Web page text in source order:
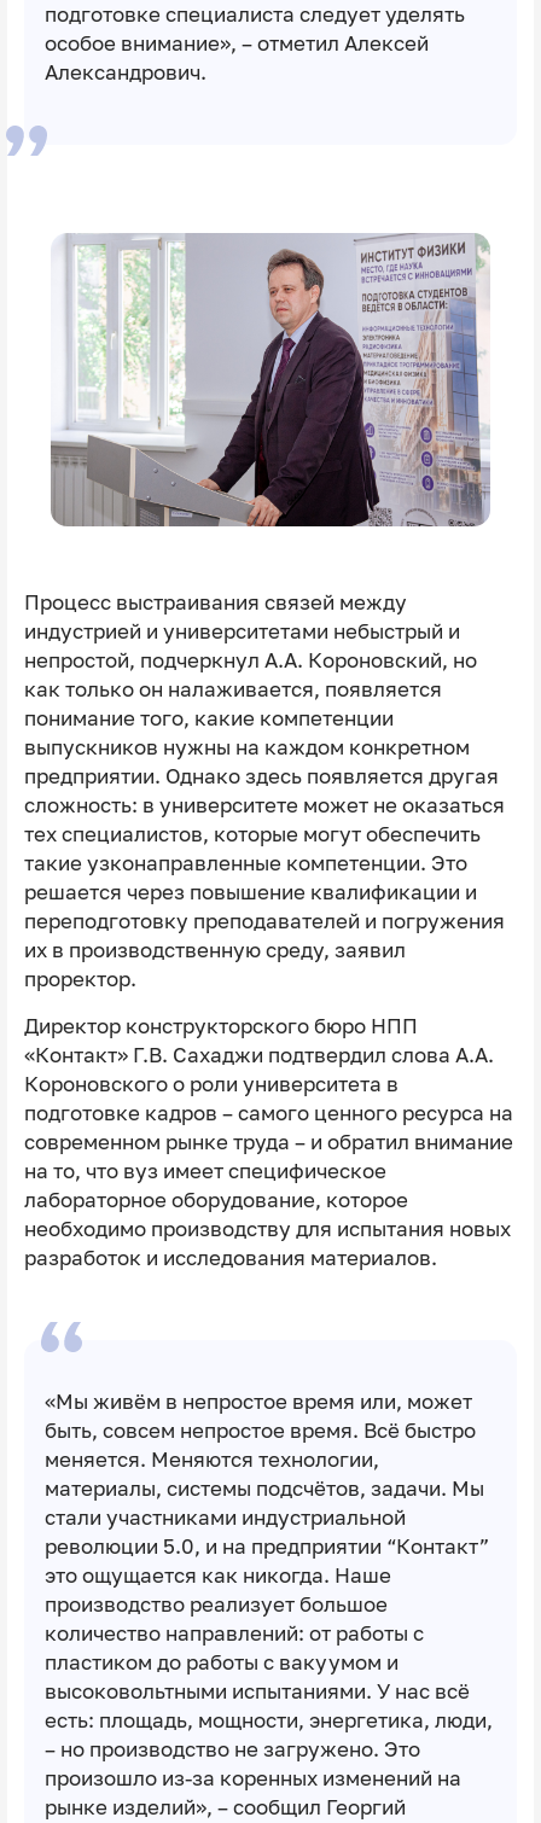
подготовке специалиста следует уделять
особое внимание», – отметил Алексей
Александрович.
Процесс выстраивания связей между
индустрией и университетами небыстрый и
непростой, подчеркнул А.А. Короновский, но
как только он налаживается, появляется
понимание того, какие компетенции
выпускников нужны на каждом конкретном
предприятии. Однако здесь появляется другая
сложность: в университете может не оказаться
тех специалистов, которые могут обеспечить
такие узконаправленные компетенции. Это
решается через повышение квалификации и
переподготовку преподавателей и погружения
их в производственную среду, заявил
проректор.
Директор конструкторского бюро НПП
«Контакт» Г.В. Сахаджи подтвердил слова А.А.
Короновского о роли университета в
подготовке кадров – самого ценного ресурса на
современном рынке труда – и обратил внимание
на то, что вуз имеет специфическое
лабораторное оборудование, которое
необходимо производству для испытания новых
разработок и исследования материалов.
«Мы живём в непростое время или, может
быть, совсем непростое время. Всё быстро
меняется. Меняются технологии,
материалы, системы подсчётов, задачи. Мы
стали участниками индустриальной
революции 5.0, и на предприятии “Контакт”
это ощущается как никогда. Наше
производство реализует большое
количество направлений: от работы с
пластиком до работы с вакуумом и
высоковольтными испытаниями. У нас всё
есть: площадь, мощности, энергетика, люди,
– но производство не загружено. Это
произошло из-за коренных изменений на
рынке изделий», – сообщил Георгий